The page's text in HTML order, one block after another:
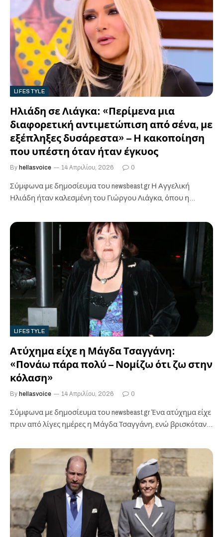
LIFESTYLE
Ηλιάδη σε Λιάγκα: «Περίμενα μια
διαφορετική αντιμετώπιση από σένα, με
εξέπληξες δυσάρεστα» – H κακοποίηση
που υπέστη όταν ήταν έγκυος
By hellasvoice 14 Απριλίου, 2026 0
Σύμφωνα με δημοσίευμα του newsbeast.gr ​Η Αγγελική
Ηλιάδη ήταν καλεσμένη του Γιώργου Λιάγκα, όπου η
LIFESTYLE
Ατύχημα είχε η Μάγδα Τσαγγάνη:
«Πονάω πάρα πολύ – Νομίζω ότι ζω στην
κόλαση»
By hellasvoice 14 Απριλίου, 2026 0
Σύμφωνα με δημοσίευμα του newsbeast.gr ​Ένα ατύχημα είχε
πριν από λίγες ημέρες η Μάγδα Τσαγγάνη, ενώ βρισκόταν